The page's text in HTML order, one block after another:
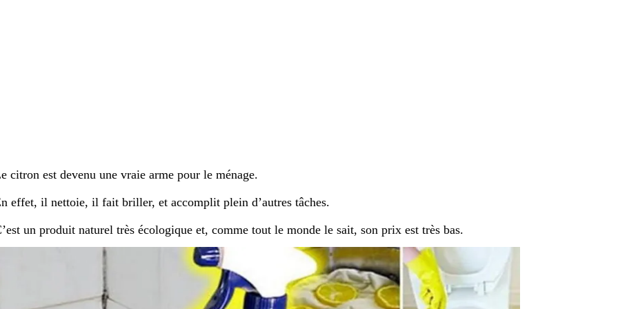
citron est devenu une vraie arme pour le ménage.
effet, il nettoie, il fait briller, et accomplit plein d’autres tâches.
un produit naturel très écologique et, comme tout le monde le sait, son prix est très bas.